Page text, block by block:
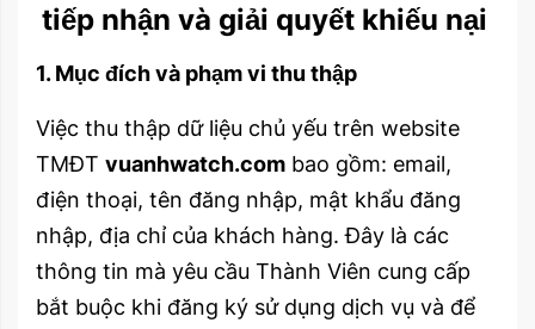
tiếp nhận và giải quyết khiếu nại
1. Mục đích và phạm vi thu thập
Việc thu thập dữ liệu chủ yếu trên website
TMĐT vuanhwatch.com bao gồm: email,
điện thoại, tên đăng nhập, mật khẩu đăng
nhập, địa chỉ của khách hàng. Đây là các
thông tin mà yêu cầu Thành Viên cung cấp
bắt buộc khi đăng ký sử dụng dịch vụ và để